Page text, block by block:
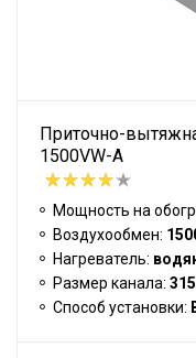
Приточно-
1500VW-A
Мощность на
Воздухообмен:
Нагреватель:
Размер канала:
Способ установки: